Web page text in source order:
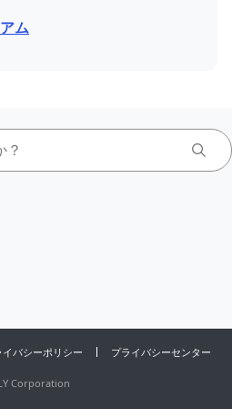
ム
イバシーポリシー プライバシーセンター
Corporation